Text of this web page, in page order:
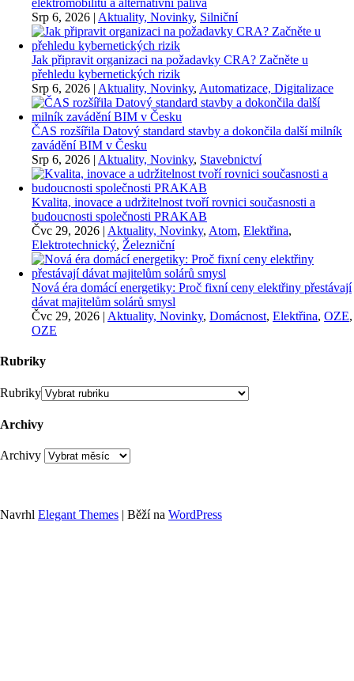
elektromobilitu a alternativní paliva
Srp 6, 2026 | Aktuality, Novinky, Silniční
Jak připravit organizaci na požadavky CRA? Začněte u
přehledu kybernetických rizik
Srp 6, 2026 | Aktuality, Novinky, Automatizace, Digitalizace
ČAS rozšířila Datový standard stavby a dokončila další milník
zavádění BIM v Česku
Srp 6, 2026 | Aktuality, Novinky, Stavebnictví
Kvalita, inovace a udržitelnost tvoří rovnici současnosti a
budoucnosti společnosti PRAKAB
Čvc 29, 2026 | Aktuality, Novinky, Atom, Elektřina,
Elektrotechnický, Železniční
Nová éra domácí energetiky: Proč fixní ceny elektřiny přestávají
dávat majitelům solárů smysl
Čvc 29, 2026 | Aktuality, Novinky, Domácnost, Elektřina, OZE,
OZE
Rubriky
Rubriky
Archivy
Archivy
Navrhl Elegant Themes | Běží na WordPress